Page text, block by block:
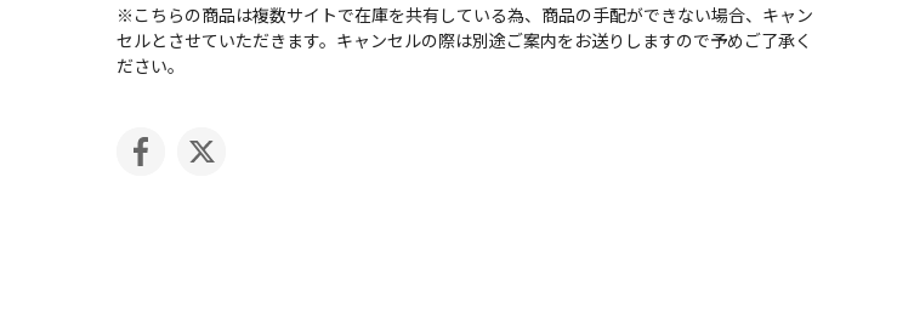
※こちらの商品は複数サイトで在庫を共有している為、商品の手配ができない場合、キャン
セルとさせていただきます。キャンセルの際は別途ご案内をお送りしますので予めご了承く
ださい。